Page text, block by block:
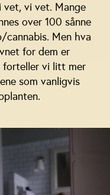
vet, vi vet. Mange
over 100 sånne
cannabis. Men hva
for dem er
forteller vi litt mer
som vanligvis